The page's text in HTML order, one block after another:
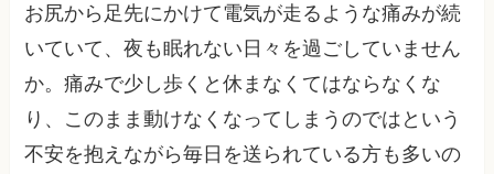
お尻から足先にかけて電気が走るような痛みが続
いていて、夜も眠れない日々を過ごしていません
か。痛みで少し歩くと休まなくてはならなくな
り、このまま動けなくなってしまうのではという
不安を抱えながら毎日を送られている方も多いの